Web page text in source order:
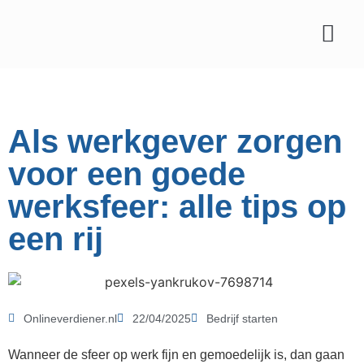
Als werkgever zorgen
voor een goede
werksfeer: alle tips op
een rij
Onlineverdiener.nl 22/04/2025 Bedrijf starten
Wanneer de sfeer op werk fijn en gemoedelijk is, dan gaan